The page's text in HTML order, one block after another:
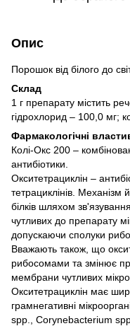
Опис
Порошок від білого до
Склад
1 г препарату містить
гідрохлорид – 100,0 мг;
Фармакологічні
Колі-Окс 200 –
антибіотики.
Окситетрациклін –
тетрациклінів. Механізм
білків шляхом
чутливих до препарату
допускаючи сполуки
Вважають також, що
рибосомами та змінює
мембрани чутливих
Окситетрациклін має
грамнегативні
spp., Corynebacterium